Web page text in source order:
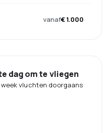
vanaf€ 1.000
dag om te vliegen
vluchten doorgaans